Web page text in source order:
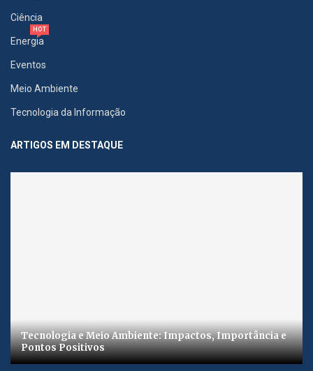
Ciência
Energia
HOT
Eventos
Meio Ambiente
Tecnologia da Informação
ARTIGOS EM DESTAQUE
Tecnologia e Meio Ambiente: Impactos, Importância e
Pontos Positivos